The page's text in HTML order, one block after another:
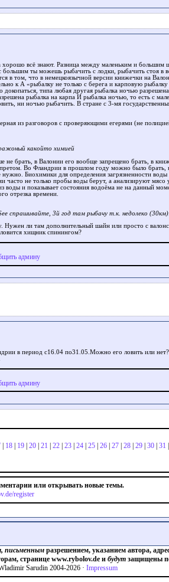
хорошо всё знают. Разница между маленьким и большим
большим ты можешь рыбачить с лодки, рыбачить стоя в
в том, что в немецкоязычной версии книжечки на
к А «рыбалку не только с берега и карповую
типа любая другая рыбалка ночью
рыбалка на карпа И рыбалка ночью, то есть с
ни ночью рыбачить. В стране с 3-мя
из разговоров с проверяющими егерями (не
какойто химией
не брать, в Валонии его вообще запрещено брать, в
Во Фландрии в прошлом году можно было брать,
Биохимики для определения загрязненности
часто не только пробы воды берут, а анализируют мясо
воды и показывает состояния водоёма не на данный
отрезка времени.
спрашивайте, 3й год там рыбачу т.к. недолеко
Нужен ли там дополнительный шайн или просто с
хищник спинингом?
админу
в период с16.04 по31.05.Можно его ловить или нет?
админу
| 18 | 19 | 20 | 21 | 22 | 23 | 24 | 25 | 26 | 27 | 28 | 29 | 30 | 31 |
или открывать новые темы.
register
письменнымразрешением, указанием автора,
странице www.rybolov.de и будут защищены
Sarudin 2004-2026 · Impressum